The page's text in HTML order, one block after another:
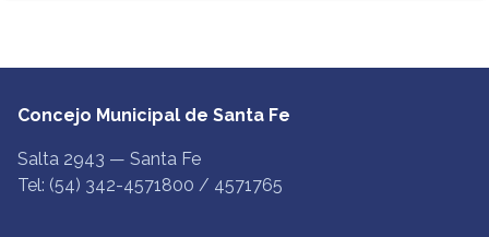
Concejo Municipal de Santa Fe
Salta 2943 — Santa Fe
Tel: (54) 342-4571800 / 4571765